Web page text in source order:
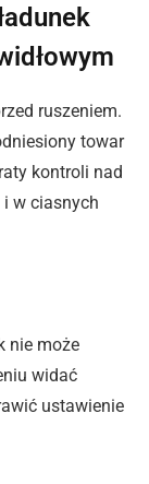
ruszeniem.
towar
kontroli nad
i w ciasnych
nie może
widać
ustawienie